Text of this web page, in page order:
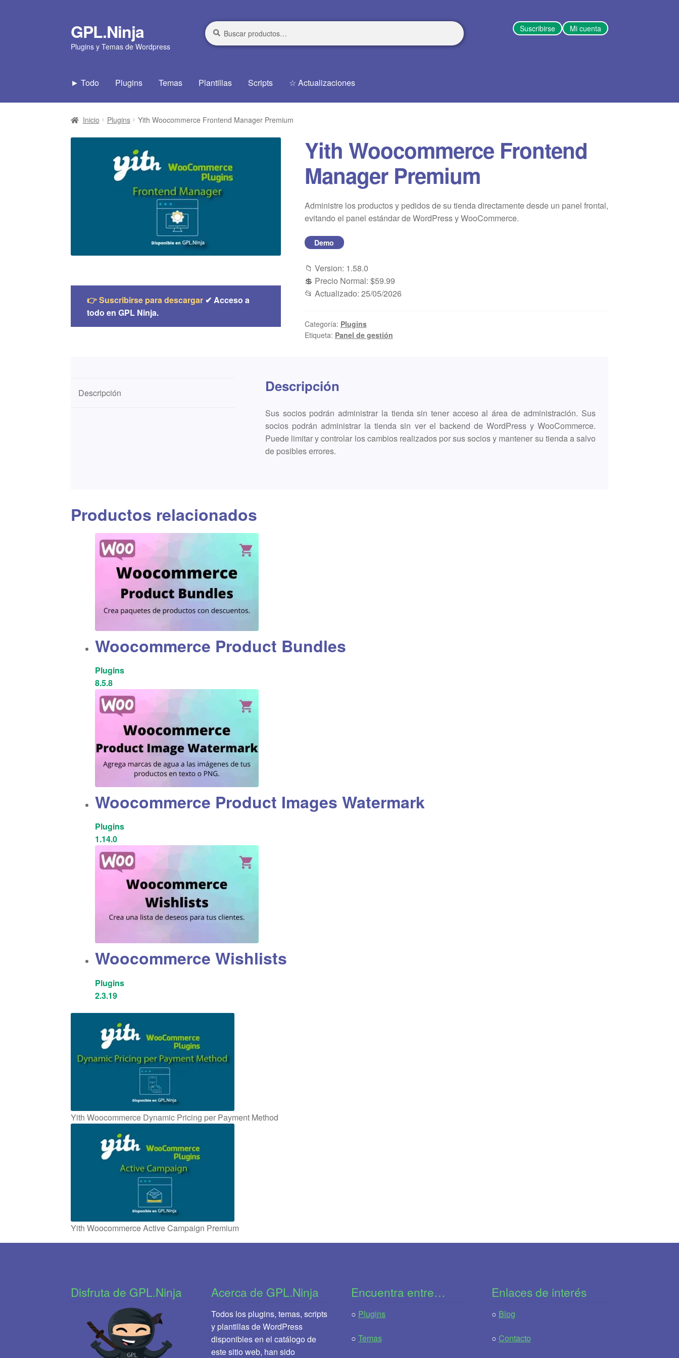
Ir
a
la
Ir
al
contenido
GPL.Ninja
Plugins y Temas de Wordpress
Suscribirse Mi cuenta
Buscar
por:
Buscar
► Todo Plugins Temas Plantillas Scripts ☆ Actualizaciones
Inicio Plugins Yith Woocommerce Frontend Manager Premium
Yith Woocommerce Frontend
Manager Premium
Administre los productos y pedidos de su tienda directamente desde un panel frontal,
evitando el panel estándar de WordPress y WooCommerce.
Demo
📁 Version: 1.58.0
💲 Precio Normal: $59.99
📂 Actualizado: 25/05/2026
Categoría: Plugins
Etiqueta: Panel de gestión
👉 Suscribirse para descargar ✔ Acceso a
todo en GPL Ninja.
Descripción Descripción
Sus socios podrán administrar la tienda sin tener acceso al área de administración. Sus
socios podrán administrar la tienda sin ver el backend de WordPress y WooCommerce.
Puede limitar y controlar los cambios realizados por sus socios y mantener su tienda a salvo
de posibles errores.
Productos relacionados
Woocommerce Product Bundles
Plugins
8.5.8
Woocommerce Product Images Watermark
Plugins
1.14.0
Woocommerce Wishlists
Plugins
2.3.19
Yith Woocommerce Dynamic Pricing per Payment Method
Yith Woocommerce Active Campaign Premium
Disfruta de GPL.Ninja Acerca de GPL.Ninja
Todos los plugins, temas, scripts
y plantillas de WordPress
disponibles en el catálogo de
este sitio web, han sido
Encuentra entre…
○ Plugins
○Temas
Enlaces de interés
○ Blog
○ Contacto